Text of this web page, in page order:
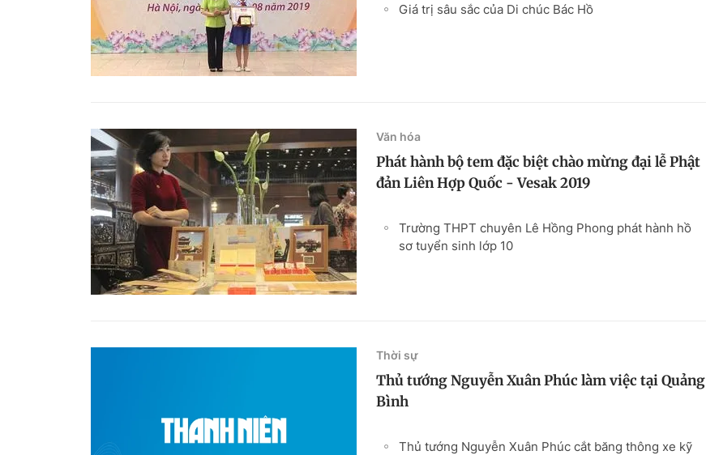
Giá trị sâu sắc của Di chúc Bác Hồ
Văn hóa
Phát hành bộ tem đặc biệt chào mừng đại lễ Phật
đản Liên Hợp Quốc - Vesak 2019
Trường THPT chuyên Lê Hồng Phong phát hành hồ
sơ tuyển sinh lớp 10
Thời sự
Thủ tướng Nguyễn Xuân Phúc làm việc tại Quảng
Bình
Thủ tướng Nguyễn Xuân Phúc cắt băng thông xe kỹ